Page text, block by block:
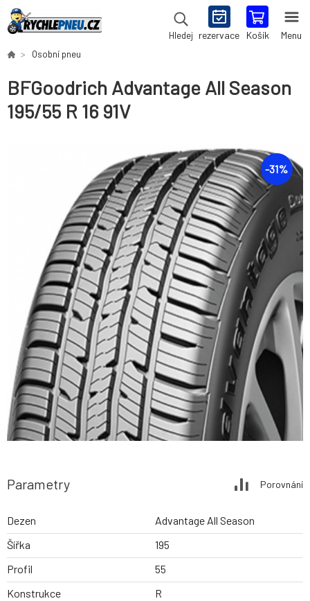
Hledej rezervace Košík Menu
Osobní pneu
BFGoodrich Advantage All Season
195/55 R 16 91V
-31%
Parametry Porovnání
Dezen
Advantage All Season
Šířka
195
Profil
55
Konstrukce
R